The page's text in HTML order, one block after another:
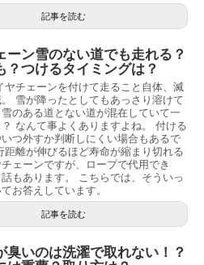
記事を読む
ーン雪のない道でも走れる？
？つけるタイミングは？
ヤチェーンを付けて走ること自体、滅
雪が降ったとしてもあっさり溶けて
雪のある道とない道が混在していて一
なんて事よくありますよね。 付ける
つ外すか判断しにくい場合もあるで
距離が伸びるほど寿命が縮まり切れる
ェーンですが、ロープで代用でき
もあります。 こちらでは、そういっ
お答えしています。
記事を読む
臭いのは洗濯で取れない！？